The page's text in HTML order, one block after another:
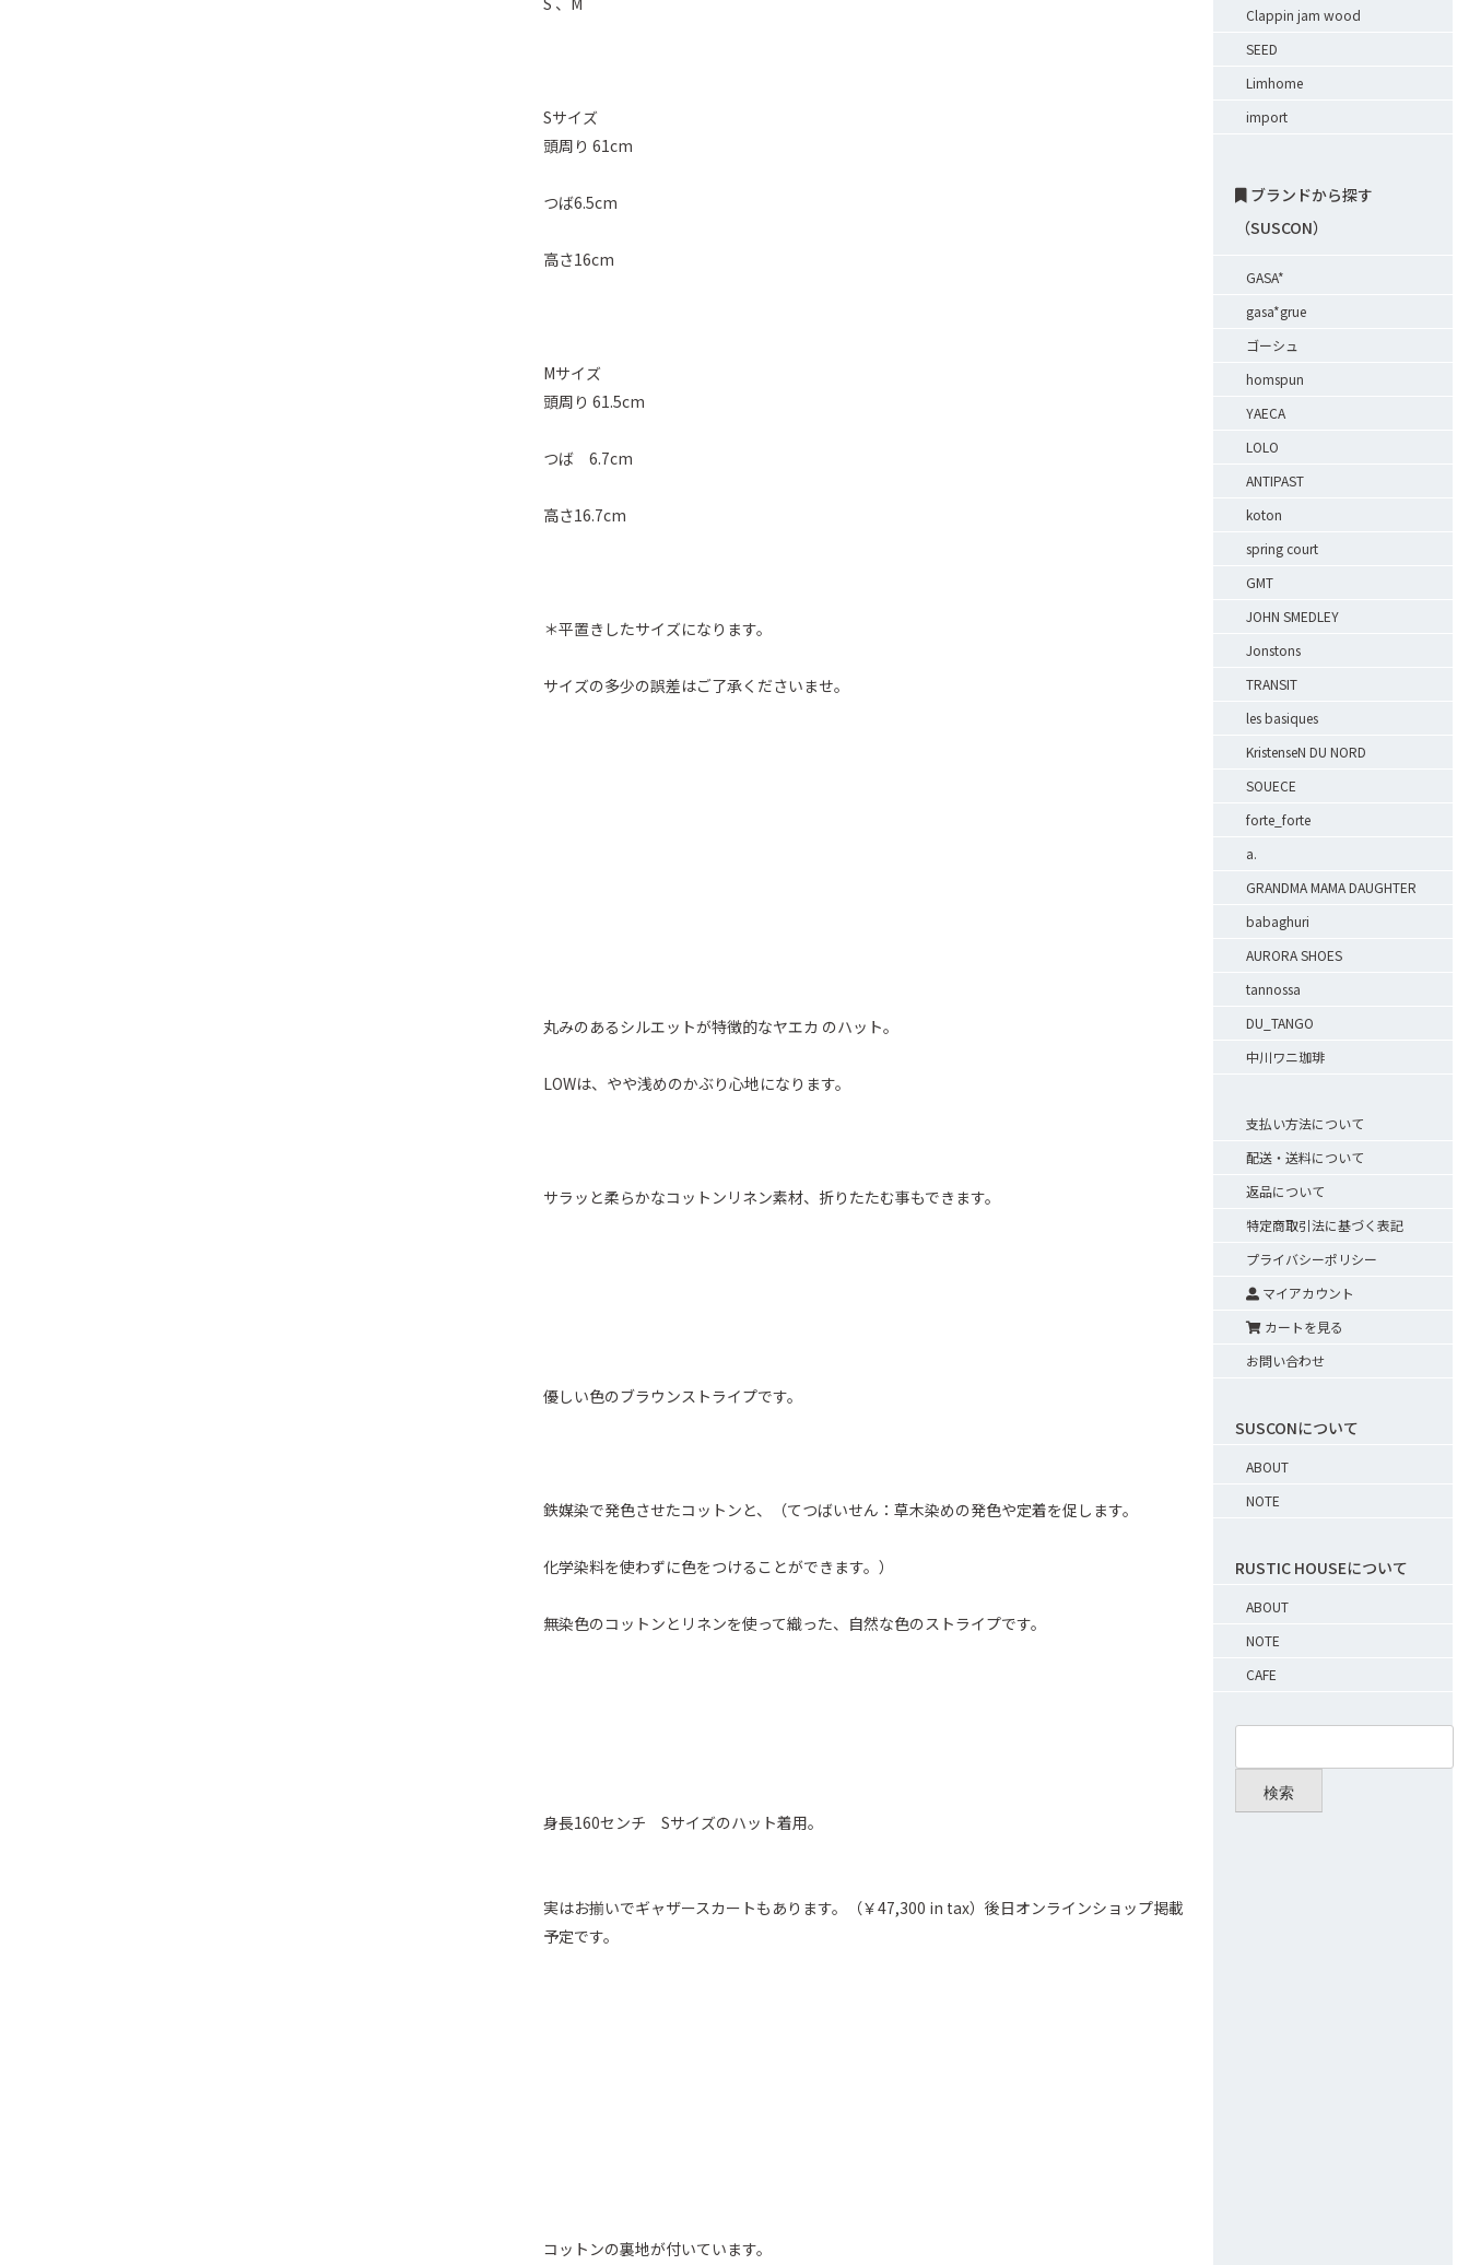
Sサイズ
頭周り 61cm
つば6.5cm
高さ16cm
Mサイズ
頭周り 61.5cm
つば 6.7cm
高さ16.7cm
＊平置きしたサイズになります。
サイズの多少の誤差はご了承くださいませ。
丸みのあるシルエットが特徴的なヤエカ のハット。
LOWは、やや浅めのかぶり心地になります。
サラッと柔らかなコットンリネン素材、折りたたむ事もできます。
優しい色のブラウンストライプです。
鉄媒染で発色させたコットンと、（てつばいせん：草木染めの発色や定着を促します。
化学染料を使わずに色をつけることができます。）
無染色のコットンとリネンを使って織った、自然な色のストライプです。
身長160センチ Sサイズのハット着用。
実はお揃いでギャザースカートもあります。（￥47,300 in tax）後日オンラインショップ掲載
予定です。
コットンの裏地が付いています。
Clappin jam wood
SEED
Limhome
import
ブランドから探す
（SUSCON）
GASA*
gasa*grue
ゴーシュ
homspun
YAECA
LOLO
ANTIPAST
koton
spring court
GMT
JOHN SMEDLEY
Jonstons
TRANSIT
les basiques
KristenseN DU NORD
SOUECE
forte_forte
a.
GRANDMA MAMA DAUGHTER
babaghuri
AURORA SHOES
tannossa
DU_TANGO
中川ワニ珈琲
支払い方法について
配送・送料について
返品について
特定商取引法に基づく表記
プライバシーポリシー
マイアカウント
カートを見る
お問い合わせ
SUSCONについて
ABOUT
NOTE
RUSTIC HOUSEについて
ABOUT
NOTE
CAFE
検索